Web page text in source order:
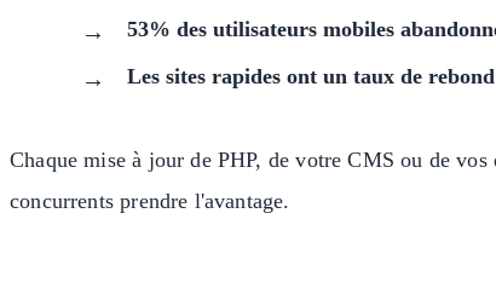
53% des utilisateurs mobiles
Les sites rapides ont un taux de
Chaque mise à jour de PHP, de votre CMS ou de
concurrents prendre l'avantage.